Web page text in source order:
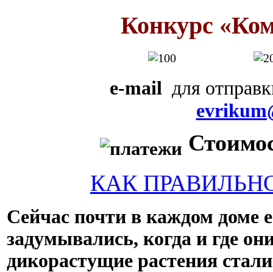
Конкурс
e-mail для
КАК
Сейчас почти в каждом доме
задумывались, когда и где
дикорастущие растения